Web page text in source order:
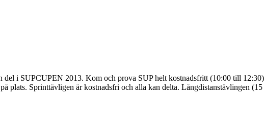
i SUPCUPEN 2013. Kom och prova SUP helt kostnadsfritt (10:00 till
plats. Sprinttävligen är kostnadsfri och alla kan delta. Långdistanstävlingen